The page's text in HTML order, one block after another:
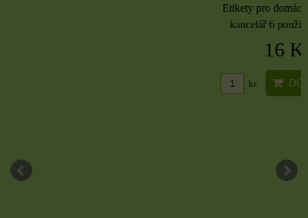
Etikety pro
kancelář 6 použitých
16 Kč
ks DO